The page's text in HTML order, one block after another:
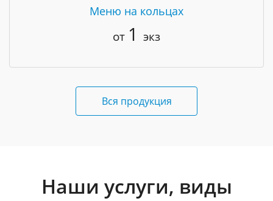
Меню на кольцах
от 1 экз
Вся продукция
Наши услуги, виды